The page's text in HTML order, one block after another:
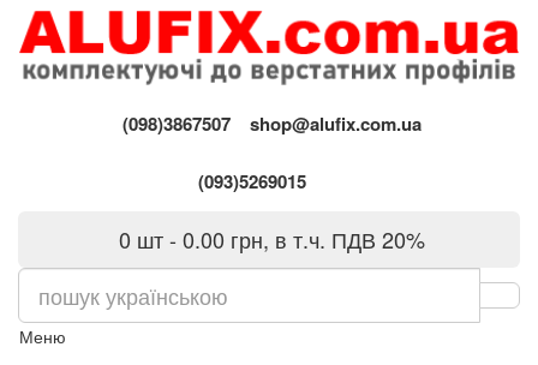
(098)3867507 shop@alufix.com.ua
(093)5269015
0 шт - 0.00 грн, в т.ч. ПДВ 20%
Меню